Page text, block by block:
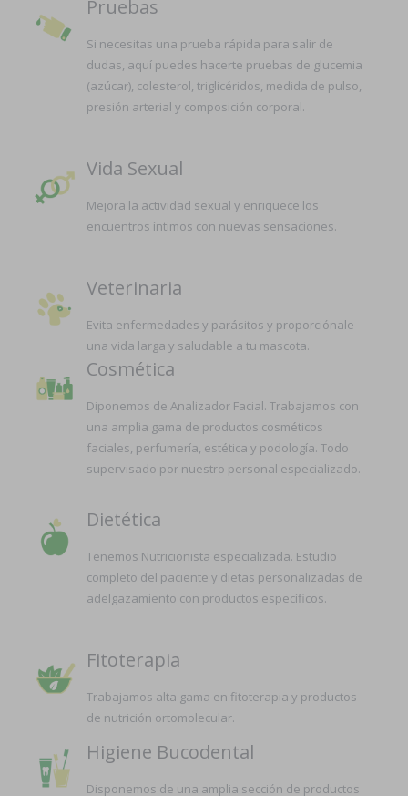
Pruebas
Si necesitas una prueba rápida para salir de
dudas, aquí puedes hacerte pruebas de glucemia
(azúcar), colesterol, triglicéridos, medida de pulso,
presión arterial y composición corporal.
Vida Sexual
Mejora la actividad sexual y enriquece los
encuentros íntimos con nuevas sensaciones.
Veterinaria
Evita enfermedades y parásitos y proporciónale
una vida larga y saludable a tu mascota.
Cosmética
Diponemos de Analizador Facial. Trabajamos con
una amplia gama de productos cosméticos
faciales, perfumería, estética y podología. Todo
supervisado por nuestro personal especializado.
Dietética
Tenemos Nutricionista especializada. Estudio
completo del paciente y dietas personalizadas de
adelgazamiento con productos específicos.
Fitoterapia
Trabajamos alta gama en fitoterapia y productos
de nutrición ortomolecular.
Higiene Bucodental
Disponemos de una amplia sección de productos